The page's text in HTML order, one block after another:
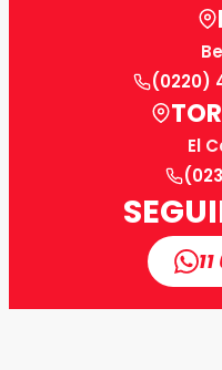
(0220)
El